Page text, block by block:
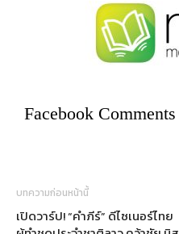
Facebook Comments
บทความก่อนหน้านี้
เปิดวาร์ป! “คำภีร์” ดีไซเนอร์ไทย